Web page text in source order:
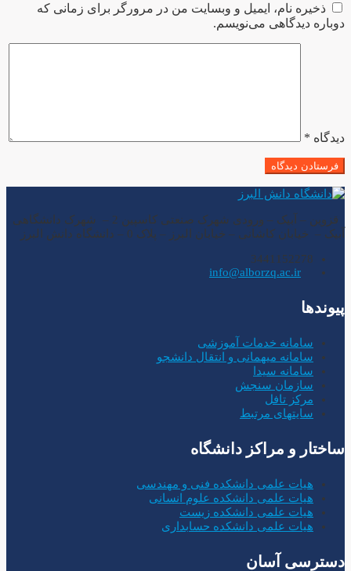
ذخیره نام، ایمیل و وبسایت من در مرورگر برای زمانی که
دوباره دیدگاهی می‌نویسم.
دیدگاه *
قزوین – آبیک – ورودی شهرک صنعتی کاسپین 2 – شهرک دانشگاهی
آبیک – خیابان کاشانی – خیابان البرز – پلاک 0 – دانشگاه دانش البرز
3441152278
info@alborzq.ac.ir
پیوندها
سامانه خدمات آموزشی
سامانه میهمانی و انتقال دانشجو
سامانه سیدا
سازمان سنجش
مرکز تافل
سایتهای مرتبط
ساختار و مراکز دانشگاه
هیات علمی دانشکده فنی و مهندسی
هیات علمی دانشکده علوم انسانی
هیات علمی دانشکده زیست
هیات علمی دانشکده حسابداری
دسترسی آسان